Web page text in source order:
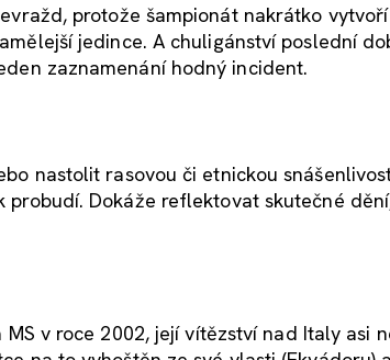
protože šampionát nakrátko
jedince. A chuligánství poslední
zaznamenání hodný incident.
nastolit rasovou či etnickou
probudí. Dokáže reflektovat skutečné
v roce 2002, její vítězství nad Italy asi